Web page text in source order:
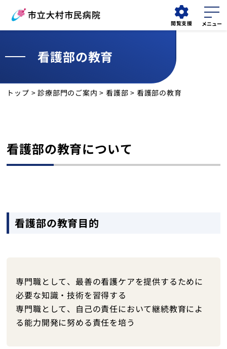
閲覧支援
外来
検索する
外来
担当医表
診療科
訪問看護ステーションさくら
交通アクセス
看護部の教育
トップ >診療部門のご案内 >看護部 > 看護部の教育
看護部の教育について
看護部の教育目的
専門職として、最善の看護ケアを提供するために
必要な知識・技術を習得する
専門職として、自己の責任において継続教育によ
る能力開発に努める責任を培う